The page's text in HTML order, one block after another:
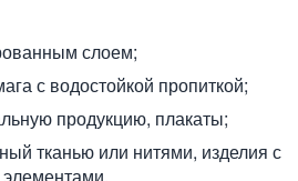
слоем;
с водостойкой пропиткой;
продукцию, плакаты;
тканью или нитями, изделия с